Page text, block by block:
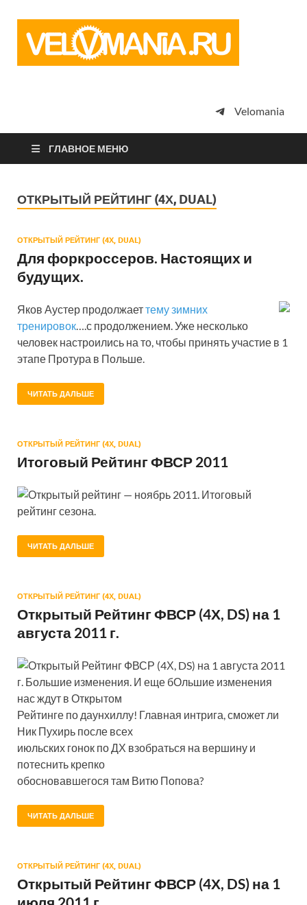
просто
Velomania
ГЛАВНОЕ МЕНЮ
ОТКРЫТЫЙ РЕЙТИНГ (4Х, DUAL)
ОТКРЫТЫЙ РЕЙТИНГ (4Х, DUAL)
Для форкроссеров. Настоящих и
будущих.
Яков Аустер продолжаеттему зимних
тренировок….с продолжением. Уже несколько
человек настроились на то, чтобы принять участие в 1
этапе Протура в Польше.
ЧИТАТЬ ДАЛЬШЕ
ОТКРЫТЫЙ РЕЙТИНГ (4Х, DUAL)
Итоговый Рейтинг ФВСР 2011
Открытый рейтинг — ноябрь 2011. Итоговый
рейтинг сезона.
ЧИТАТЬ ДАЛЬШЕ
ОТКРЫТЫЙ РЕЙТИНГ (4Х, DUAL)
Открытый Рейтинг ФВСР (4Х, DS) на 1
августа 2011 г.
Открытый Рейтинг ФВСР (4Х, DS) на 1 августа 2011
г. Большие изменения. И еще бОльшие изменения
нас ждут в Открытом
Рейтинге по даунхиллу! Главная интрига, сможет ли
Ник Пухирь после всех
июльских гонок по ДХ взобраться на вершину и
потеснить крепко
обосновавшегося там Витю Попова?
ЧИТАТЬ ДАЛЬШЕ
ОТКРЫТЫЙ РЕЙТИНГ (4Х, DUAL)
Открытый Рейтинг ФВСР (4Х, DS) на 1